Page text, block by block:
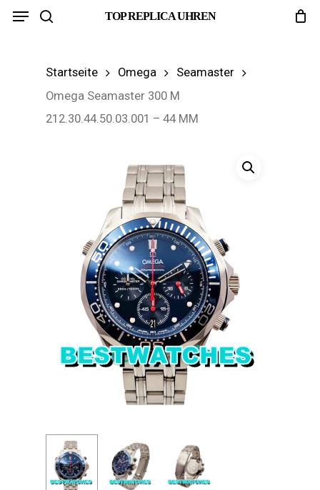
Skip
TOP REPLICA UHREN
Menu
Startseite Omega
Seamaster
Omega Seamaster 300 M
212.30.44.50.03.001 – 44 MM